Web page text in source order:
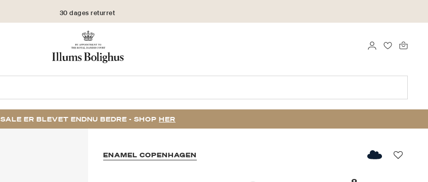
30 dages returret
LOG IND
SALE ER BLEVET ENDNU BEDRE - SHOP HER
ENAMEL COPENHAGEN